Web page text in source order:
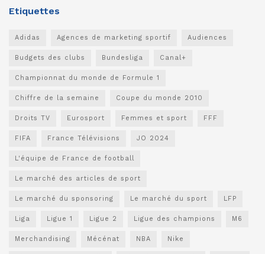
Etiquettes
Adidas Agences de marketing sportif Audiences
Budgets des clubs Bundesliga Canal+
Championnat du monde de Formule 1
Chiffre de la semaine Coupe du monde 2010
Droits TV Eurosport Femmes et sport FFF
FIFA France Télévisions JO 2024
L'équipe de France de football
Le marché des articles de sport
Le marché du sponsoring Le marché du sport LFP
Liga Ligue 1 Ligue 2 Ligue des champions M6
Merchandising Mécénat NBA Nike